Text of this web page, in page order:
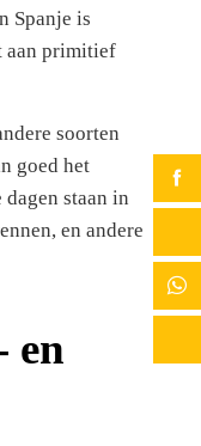
Spanje is
aan primitief
soorten
goed het
staan in
en andere
en